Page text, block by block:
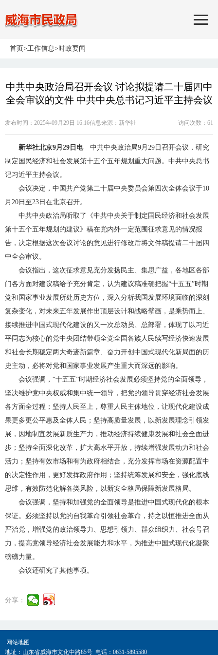
首页>工作信息>时政要闻
中共中央政治局召开会议 讨论拟提请二十届四中
全会审议的文件 中共中央总书记习近平主持会议
发布时间：2025年09月29日 16:16信息来源： 新华社 访问次数： 61
新华社北京9月29日电中共中央政治局9月29日召开会议，研究
制定国民经济和社会发展第十五个五年规划重大问题。中共中央总书
记习近平主持会议。
会议决定，中国共产党第二十届中央委员会第四次全体会议于10
月20日至23日在北京召开。
中共中央政治局听取了《中共中央关于制定国民经济和社会发展
第十五个五年规划的建议》稿在党内外一定范围征求意见的情况报
告，决定根据这次会议讨论的意见进行修改后将文件稿提请二十届四
中全会审议。
会议指出，这次征求意见充分发扬民主、集思广益，各地区各部
门各方面对建议稿给予充分肯定，认为建议稿准确把握“十五五”时期
党和国家事业发展所处历史方位，深入分析我国发展环境面临的深刻
复杂变化，对未来五年发展作出顶层设计和战略擘画，是乘势而上、
接续推进中国式现代化建设的又一次总动员、总部署，体现了以习近
平同志为核心的党中央团结带领全党全国各族人民续写经济快速发展
和社会长期稳定两大奇迹新篇章、奋力开创中国式现代化新局面的历
史主动，必将对党和国家事业发展产生重大而深远的影响。
会议强调，“十五五”时期经济社会发展必须坚持党的全面领导，
坚决维护党中央权威和集中统一领导，把党的领导贯穿经济社会发展
各方面全过程；坚持人民至上，尊重人民主体地位，让现代化建设成
果更多更公平惠及全体人民；坚持高质量发展，以新发展理念引领发
展，因地制宜发展新质生产力，推动经济持续健康发展和社会全面进
步；坚持全面深化改革，扩大高水平开放，持续增强发展动力和社会
活力；坚持有效市场和有为政府相结合，充分发挥市场在资源配置中
的决定性作用，更好发挥政府作用；坚持统筹发展和安全，强化底线
思维，有效防范化解各类风险，以新安全格局保障新发展格局。
会议强调，坚持和加强党的全面领导是推进中国式现代化的根本
保证。必须坚持以党的自我革命引领社会革命，持之以恒推进全面从
严治党，增强党的政治领导力、思想引领力、群众组织力、社会号召
力，提高党领导经济社会发展能力和水平，为推进中国式现代化凝聚
磅礴力量。
会议还研究了其他事项。
分享：
网站地图
地址：山东省威海市文化中路85号 电话：0631-5895580